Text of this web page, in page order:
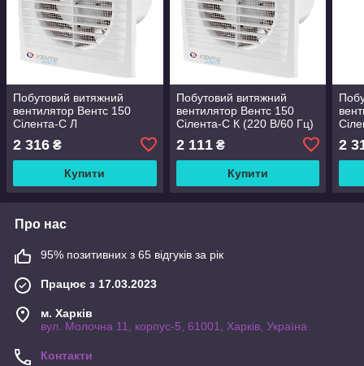
Побутовий витяжний
вентилятор Вентс 150
Сілента-С Л
2 316 ₴
Купити
Побутовий витяжний
вентилятор Вентс 150
Сілента-С К (220 В/60 Гц)
2 111₴
Купити
2
Про нас
95% позитивних з 65 відгуків за рік
Працює з 17.03.2023
м. Харків
вул. Молочна 11, корпус-5, 61001, Харків, Україна
Контакти